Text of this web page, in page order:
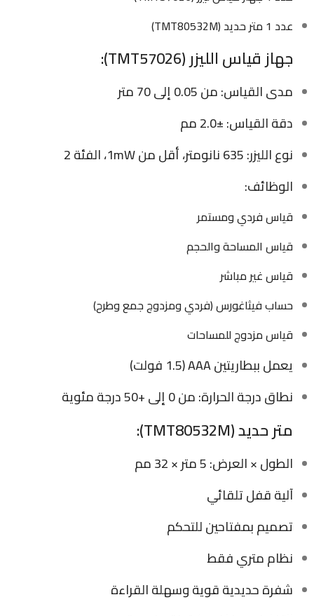
عدد 1 متر حديد (TMT80532M)
جهاز قياس الليزر (TMT57026):
مدى القياس: من 0.05 إلى 70 متر
دقة القياس: ±2.0 مم
نوع الليزر: 635 نانومتر، أقل من 1mW، الفئة 2
الوظائف:
قياس فردي ومستمر
قياس المساحة والحجم
قياس غير مباشر
حساب فيثاغورس (فردي ومزدوج جمع وطرح)
قياس مزدوج للمساحات
يعمل ببطاريتين AAA (1.5 فولت)
نطاق درجة الحرارة: من 0 إلى +50 درجة مئوية
متر حديد (TMT80532M):
الطول × العرض: 5 متر × 32 مم
آلية قفل تلقائي
تصميم بمفتاحين للتحكم
نظام متري فقط
شفرة حديدية قوية وسهلة القراءة